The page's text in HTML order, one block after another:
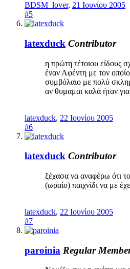
BDSM_lover, 21 Ιουνίου 2005
#5
latexduck Contributor
η πρώτη τέτοιου είδους
έναν Αφέντη με τον
συμβόλαιο με πολύ
αν θυμαμαι καλά ήταν
latexduck, 22 Ιουνίου 2005
#6
latexduck Contributor
ξέχασα να αναφέρω ότι
(ωραίο) παιχνίδι να με
latexduck, 22 Ιουνίου 2005
#7
paroinia Regular